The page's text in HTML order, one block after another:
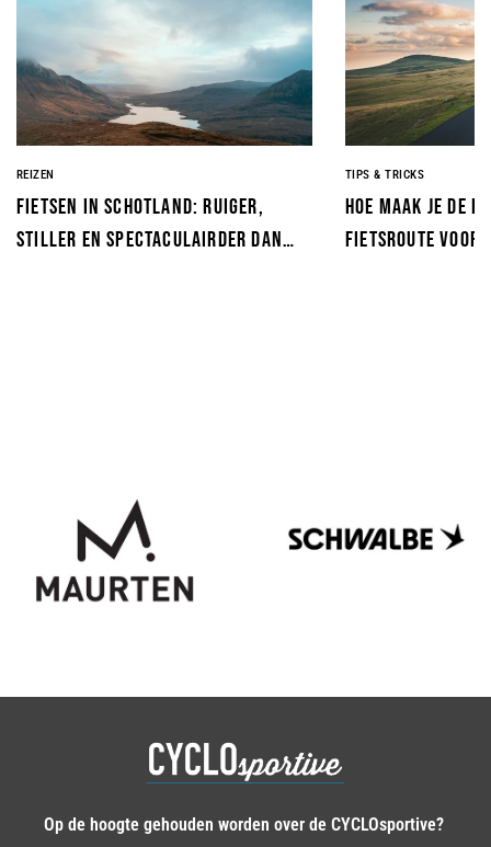
REIZEN
Fietsen in Schotland: ruiger,
stiller en spectaculairder dan
TIPS & TRICKS
Hoe maak je de
fietsroute voor
Op de hoogte gehouden worden over de CYCLOsportive?